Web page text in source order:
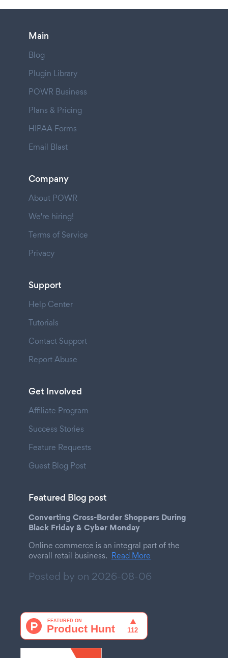
Main
Blog
Plugin Library
POWR Business
Plans & Pricing
HIPAA Forms
Email Blast
Company
About POWR
We're hiring!
Terms of Service
Privacy
Support
Help Center
Tutorials
Contact Support
Report Abuse
Get Involved
Affiliate Program
Success Stories
Feature Requests
Guest Blog Post
Featured Blog post
Converting Cross-Border Shoppers During
Black Friday & Cyber Monday
Online commerce is an integral part of the
overall retail business. Read More
Posted by on 2026-08-06